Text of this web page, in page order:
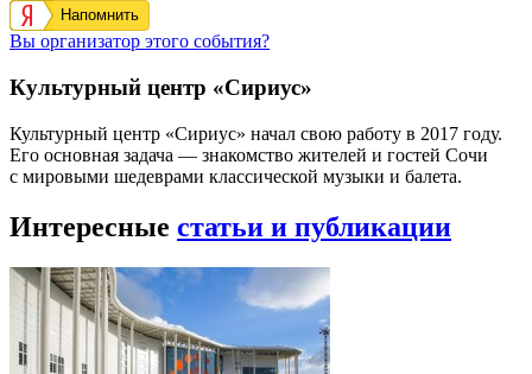
Напомнить
Вы организатор этого события?
Культурный центр «Сириус»
Культурный центр «Сириус» начал свою работу в 2017 году.
Его основная задача — знакомство жителей и гостей Сочи
с мировыми шедеврами классической музыки и балета.
Интересные статьи и публикации